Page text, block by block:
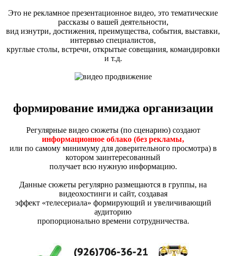
Это не рекламное презентационное видео, это тематические
рассказы о вашей деятельности,
вид изнутри, достижения, преимущества, события, выставки,
интервью специалистов,
круглые столы, встречи, открытые совещания, командировки
и т.д.
формирование имиджа организации
Регулярные видео сюжеты (по сценарию) создают
информационное облако (без рекламы,
или по самому минимуму для доверительного просмотра) в
котором заинтересованный
получает всю нужную информацию.
Данные сюжеты регулярно размещаются в группы, на
видеохостинги и сайт, создавая
эффект «телесериала» формирующий и увеличивающий
аудиторию
пропорционально времени сотрудничества.